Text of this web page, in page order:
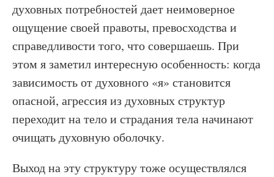
духовных потребностей дает неимоверное
ощущение своей правоты, превосходства и
справедливости того, что совершаешь. При
этом я заметил интересную особенность: когда
зависимость от духовного «я» становится
опасной, агрессия из духовных структур
переходит на тело и страдания тела начинают
очищать духовную оболочку.
Выход на эту структуру тоже осуществлялся